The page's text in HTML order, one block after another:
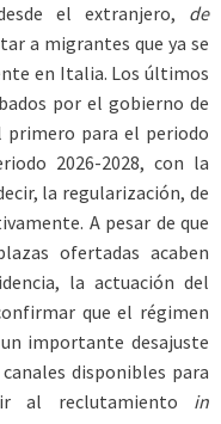
el extranjero, de
a migrantes que ya se
en Italia. Los últimos
por el gobierno de
primero para el periodo
2026-2028, con la
la regularización, de
A pesar de que
ofertadas acaben
la actuación del
que el régimen
importante desajuste
disponibles para
al reclutamiento in